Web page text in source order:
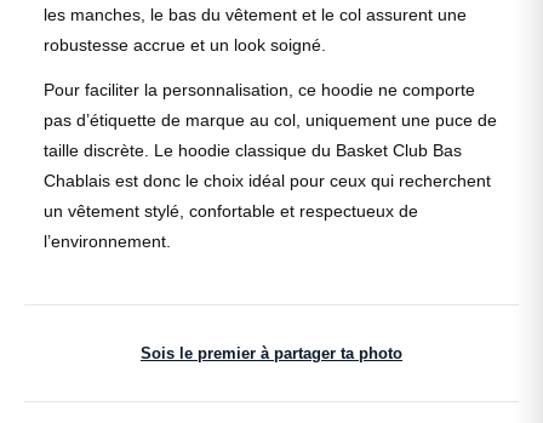
les manches, le bas du vêtement et le col assurent une
robustesse accrue et un look soigné.
Pour faciliter la personnalisation, ce hoodie ne comporte
pas d’étiquette de marque au col, uniquement une puce de
taille discrète. Le hoodie classique du Basket Club Bas
Chablais est donc le choix idéal pour ceux qui recherchent
un vêtement stylé, confortable et respectueux de
l’environnement.
Sois le premier à partager ta photo